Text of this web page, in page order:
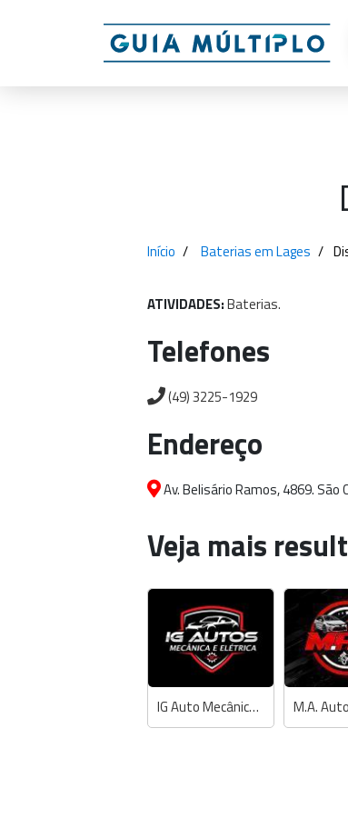
Início Baterias em Lages
ATIVIDADES:Baterias.
Telefones
(49) 3225-1929
Endereço
Av. Belisário Ramos, 4869. São
Veja mais
IG Auto Mecânica e Elétrica Automotiva